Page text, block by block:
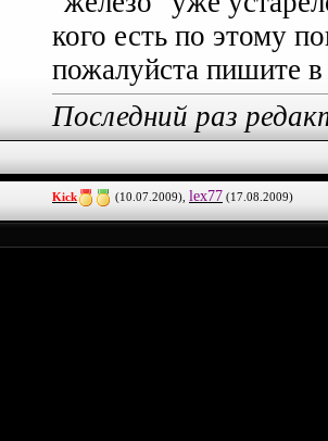
кого есть по этому
пожалуйста пишите в
Последний раз
Kick (10.07.2009), lex77 (17.08.2009)